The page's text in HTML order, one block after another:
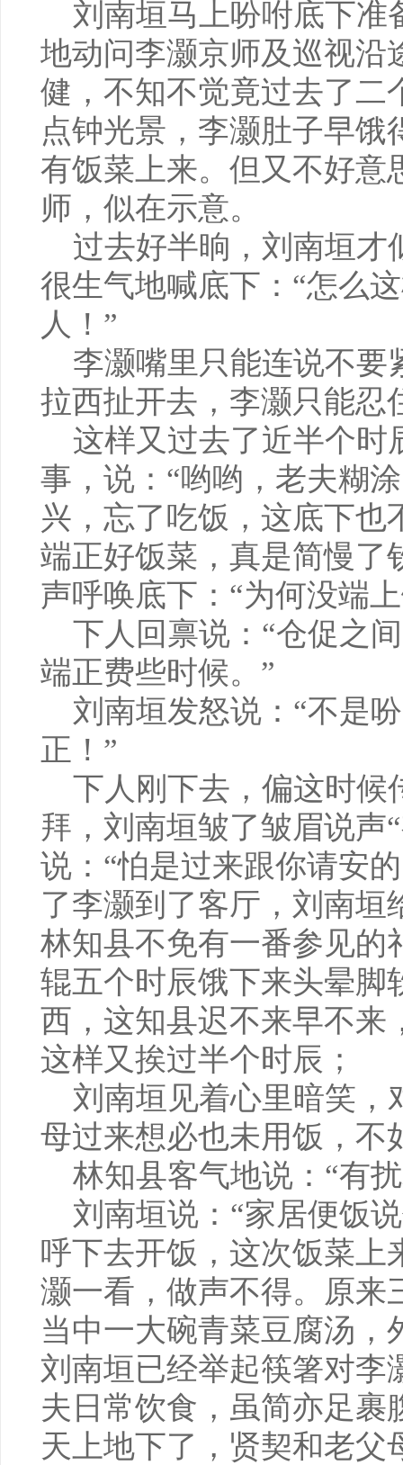
刘南垣马上吩咐底下准
地动问李灏京师及巡视沿
健，不知不觉竟过去了二
点钟光景，李灏肚子早饿
有饭菜上来。但又不好意
师，似在示意。
过去好半晌，刘南垣才
很生气地喊底下：“怎么
人！”
李灏嘴里只能连说不要
拉西扯开去，李灏只能忍
这样又过去了近半个时
事，说：“哟哟，老夫糊
兴，忘了吃饭，这底下也
端正好饭菜，真是简慢了
声呼唤底下：“为何没端
下人回禀说：“仓促之
端正费些时候。”
刘南垣发怒说：“不是
正！”
下人刚下去，偏这时候
拜，刘南垣皱了皱眉说声
说：“怕是过来跟你请安
了李灏到了客厅，刘南垣
林知县不免有一番参见的
辊五个时辰饿下来头晕脚
西，这知县迟不来早不来
这样又挨过半个时辰；
刘南垣见着心里暗笑，
母过来想必也未用饭，不
林知县客气地说：“有
刘南垣说：“家居便饭
呼下去开饭，这次饭菜上
灏一看，做声不得。原来
当中一大碗青菜豆腐汤，
刘南垣已经举起筷箸对李
夫日常饮食，虽简亦足裹
天上地下了，贤契和老父